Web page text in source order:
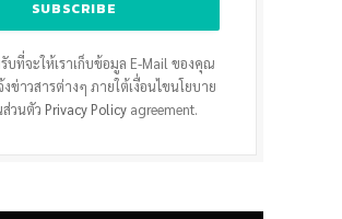
บที่จะให้เราเก็บข้อมูล E-Mail ของคุณ
งข่าวสารต่างๆ ภายใต้เงื่อนไขนโยบาย
วนตัว Privacy Policy agreement.